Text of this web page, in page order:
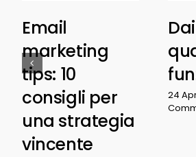
Email
marketing
tips: 10
consigli per
una strategia
vincente
24